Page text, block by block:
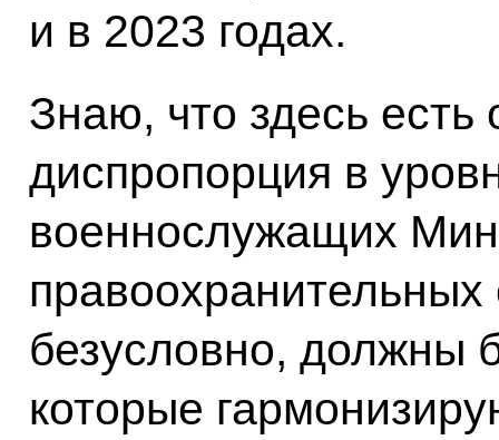
и в 2023 годах.
Знаю, что здесь есть
диспропорция в
военнослужащих
правоохранительных
безусловно, должны
которые